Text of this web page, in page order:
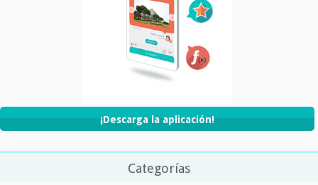
¡Descarga la aplicación!
Categorías